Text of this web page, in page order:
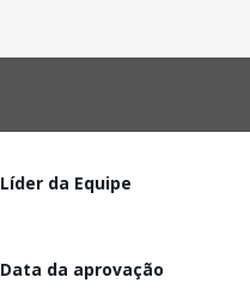
Líder da Equipe
Data da aprovação